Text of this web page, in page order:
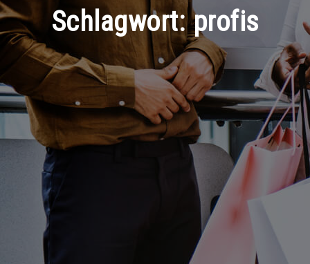
Schlagwort:profis